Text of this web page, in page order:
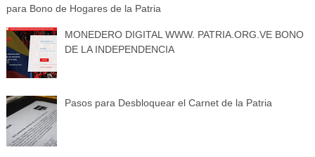
para Bono de Hogares de la Patria
MONEDERO DIGITAL WWW. PATRIA.ORG.VE BONO
DE LA INDEPENDENCIA
Pasos para Desbloquear el Carnet de la Patria